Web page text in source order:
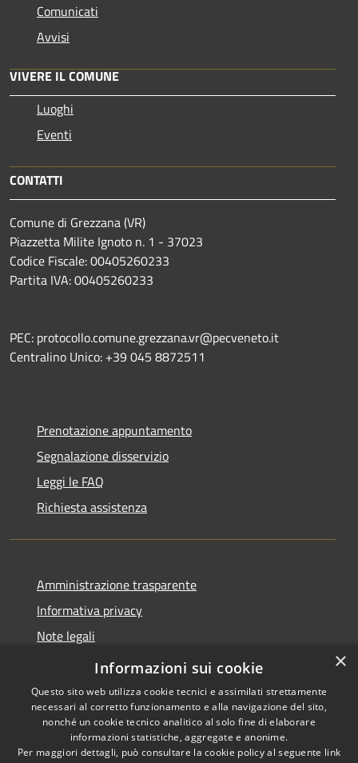
Comunicati
Avvisi
VIVERE IL COMUNE
Luoghi
Eventi
CONTATTI
Comune di Grezzana (VR)
Piazzetta Milite Ignoto n. 1 - 37023
Codice Fiscale: 00405260233
Partita IVA: 00405260233
PEC: protocollo.comune.grezzana.vr@pecveneto.it
Centralino Unico: +39 045 8872511
Prenotazione appuntamento
Segnalazione disservizio
Leggi le FAQ
Richiesta assistenza
Amministrazione trasparente
Informativa privacy
Note legali
Dichiarazione di accessibilità
Copyright © 2026 • Comune di
×
Informazioni sui cookie
Questo sito web utilizza cookie tecnici e assimilati strettamente
necessari al corretto funzionamento e alla navigazione del sito,
nonché un cookie tecnico analitico al solo fine di elaborare
informazioni statistiche, aggregate e anonime.
Per maggiori dettagli, può consultare la cookie policy al seguente link